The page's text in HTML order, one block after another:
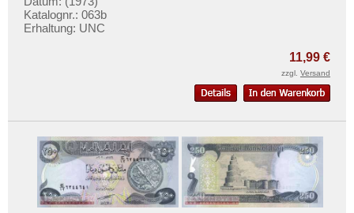
Vietnam
Vietnam Süd
Katalognr.: 063b
Erhaltung: UNC
11,99 €
zzgl. Versand